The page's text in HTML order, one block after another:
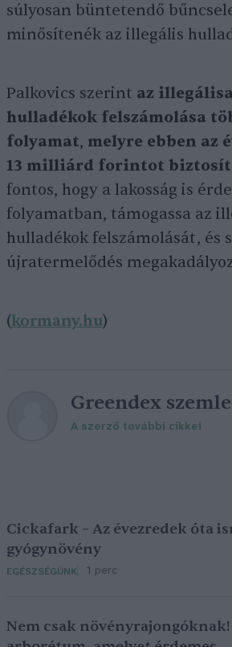
súlyosan büntetendő
minősítenék az illegális
Palkovics szerint az
hulladékok felszámolása
folyamat, melyre ebben az
13 milliárd forintot
fontos, hogy a lakosság is
folyamatban, támogassa az
hulladékok felszámolását, és
újratermelődés
(kormany.hu)
Greendex szemle
A szerző további cikkei
Cickafark – Az évezredek óta
gyógynövény
EGÉSZSÉGÜNK 1 perc
Nem csak növényrajongóknak!